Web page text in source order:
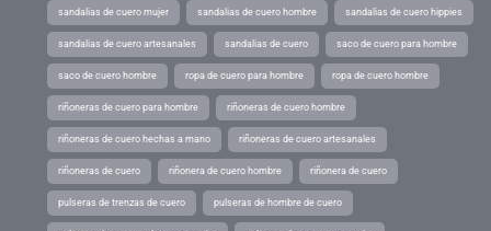
sandalias de cuero mujer sandalias de cuero hombre sandalias de cuero hippies
sandalias de cuero artesanales sandalias de cuero saco de cuero para hombre
saco de cuero hombre ropa de cuero para hombre ropa de cuero hombre
riñoneras de cuero para hombre riñoneras de cuero hombre
riñoneras de cuero hechas a mano riñoneras de cuero artesanales
riñoneras de cuero riñonera de cuero hombre riñonera de cuero
pulseras de trenzas de cuero pulseras de hombre de cuero